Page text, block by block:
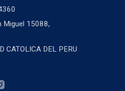
Miguel 15088,
CATOLICA DEL PERU